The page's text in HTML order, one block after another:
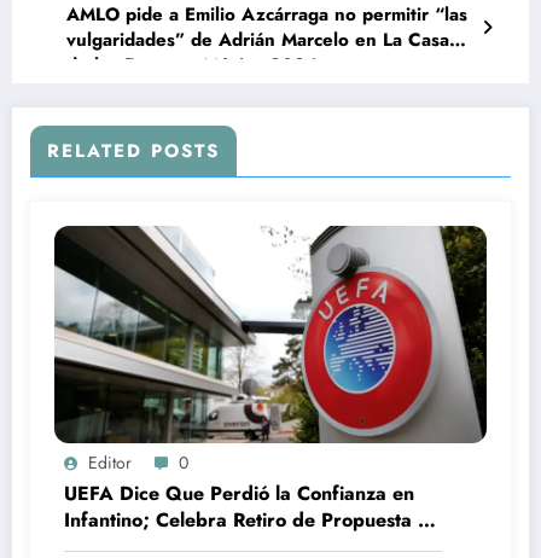
AMLO pide a Emilio Azcárraga no permitir “las
vulgaridades” de Adrián Marcelo en La Casa
de los Famosos México 2024
RELATED POSTS
Editor 0
UEFA Dice Que Perdió la Confianza en
Infantino; Celebra Retiro de Propuesta de
la FIFA